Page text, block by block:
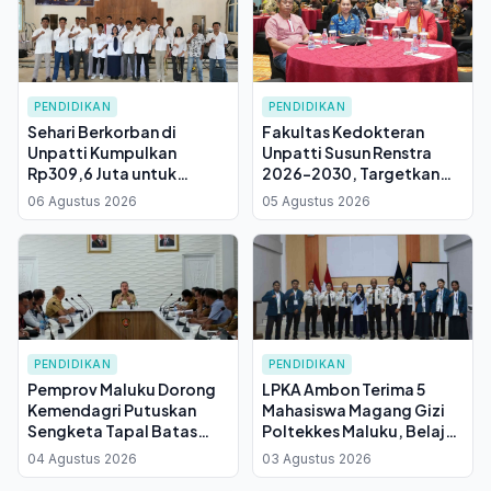
PENDIDIKAN
Sehari Berkorban di
Unpatti Kumpulkan
Rp309,6 Juta untuk
Gereja Kampus, Target
Rampung Desember 2026
06 Agustus 2026
PENDIDIKAN
Fakultas Kedokteran
Unpatti Susun Renstra
2026–2030, Targetkan
Perluasan Rumah Sakit
Pendidikan Atasi Masa
Tunggu Stase Klinik
05 Agustus 2026
PENDIDIKAN
Pemprov Maluku Dorong
Kemendagri Putuskan
Sengketa Tapal Batas
SBB–Malteng, 27 Sekolah
Terdampak
04 Agustus 2026
PENDIDIKAN
LPKA Ambon Terima 5
Mahasiswa Magang Gizi
Poltekkes Maluku, Belajar
Kelola Makanan untuk
Anak Binaan
03 Agustus 2026